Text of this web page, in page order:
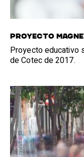
PROYECTO
Proyecto educativo
de Cotec de 2017.